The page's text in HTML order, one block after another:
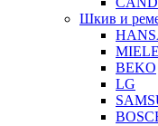
Шкив и
MIELE
BEKO
LG